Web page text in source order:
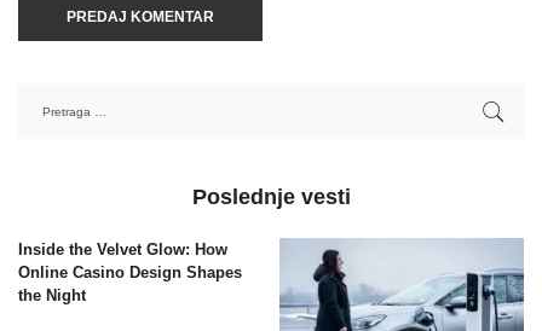
Poslednje vesti
Inside the Velvet Glow: How
Online Casino Design Shapes
the Night